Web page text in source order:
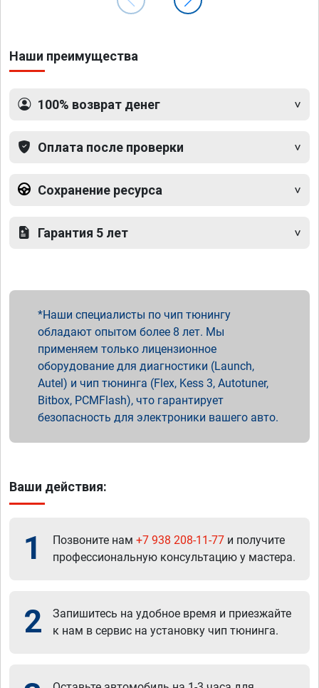
Наши преимущества
100% возврат денег
Оплата после проверки
Сохранение ресурса
Гарантия 5 лет
Наши специалисты по чип тюнингу
обладают опытом более 8 лет. Мы
применяем только лицензионное
оборудование для диагностики (Launch,
Autel) и чип тюнинга (Flex, Kess 3, Autotuner,
Bitbox, PCMFlash), что гарантирует
безопасность для электроники вашего авто.
Ваши действия:
1 Позвоните нам +7 938 208-11-77 и получите
профессиональную консультацию у мастера.
2
Запишитесь на удобное время и приезжайте
к нам в сервис на установку чип тюнинга.